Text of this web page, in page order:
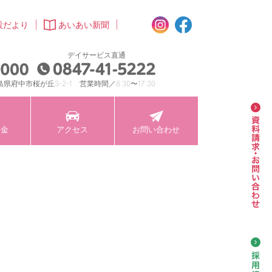
だより あいあい新聞 instagram
県府中市桜が丘3-2-1 営業時間／8:30〜17:30
0847-41-5000
デイサービス直通
アクセス お問い合わせ